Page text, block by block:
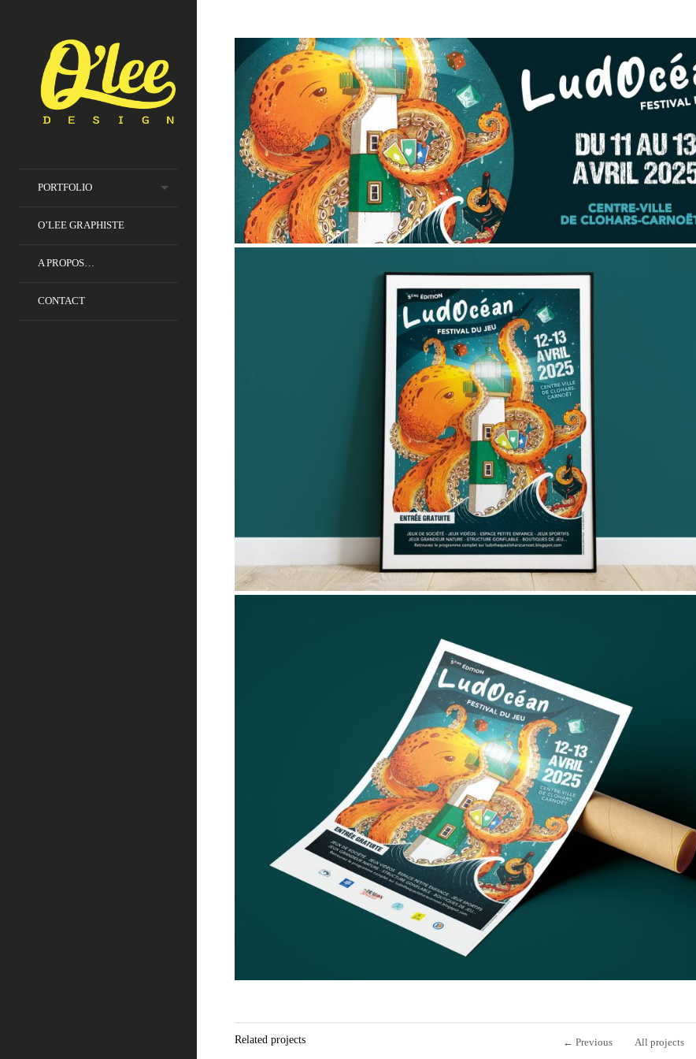
PORTFOLIO
O’LEE GRAPHISTE
A PROPOS…
CONTACT
Related projects ← Previous All projects